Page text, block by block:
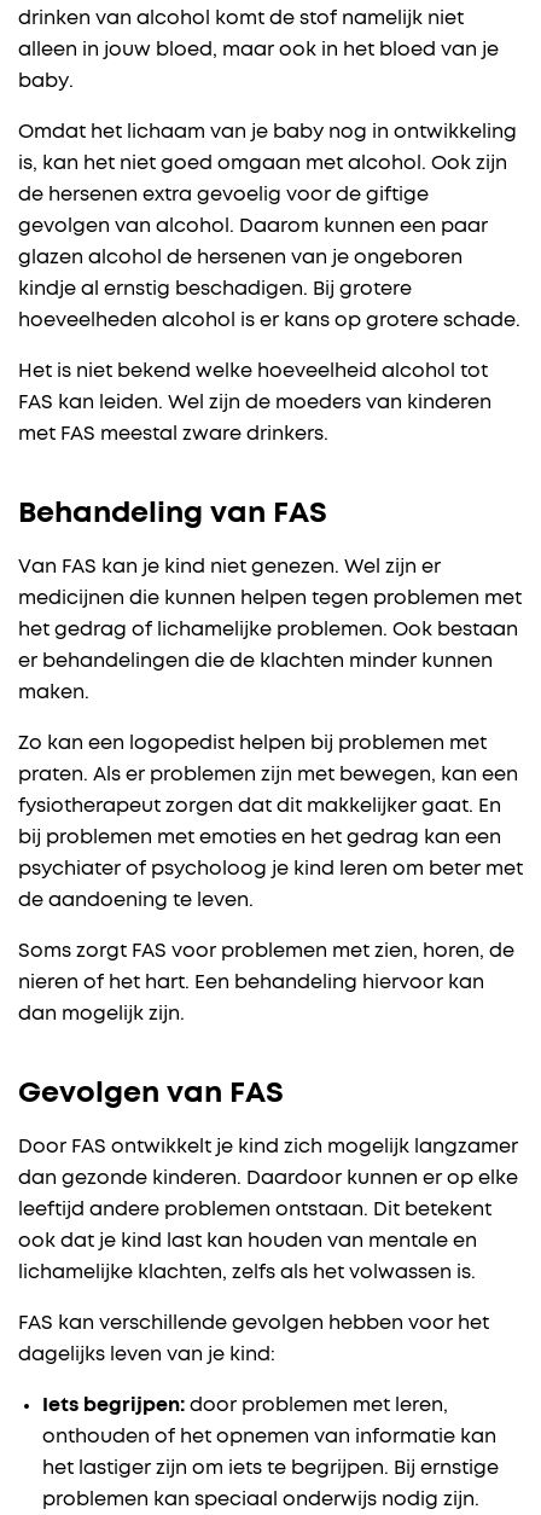
drinken van alcohol komt de stof namelijk niet
alleen in jouw bloed, maar ook in het bloed van je
baby.
Omdat het lichaam van je baby nog in ontwikkeling
is, kan het niet goed omgaan met alcohol. Ook zijn
de hersenen extra gevoelig voor de giftige
gevolgen van alcohol. Daarom kunnen een paar
glazen alcohol de hersenen van je ongeboren
kindje al ernstig beschadigen. Bij grotere
hoeveelheden alcohol is er kans op grotere schade.
Het is niet bekend welke hoeveelheid alcohol tot
FAS kan leiden. Wel zijn de moeders van kinderen
met FAS meestal zware drinkers.
Behandeling van FAS
Van FAS kan je kind niet genezen. Wel zijn er
medicijnen die kunnen helpen tegen problemen met
het gedrag of lichamelijke problemen. Ook bestaan
er behandelingen die de klachten minder kunnen
maken.
Zo kan een logopedist helpen bij problemen met
praten. Als er problemen zijn met bewegen, kan een
fysiotherapeut zorgen dat dit makkelijker gaat. En
bij problemen met emoties en het gedrag kan een
psychiater of psycholoog je kind leren om beter met
de aandoening te leven.
Soms zorgt FAS voor problemen met zien, horen, de
nieren of het hart. Een behandeling hiervoor kan
dan mogelijk zijn.
Gevolgen van FAS
Door FAS ontwikkelt je kind zich mogelijk langzamer
dan gezonde kinderen. Daardoor kunnen er op elke
leeftijd andere problemen ontstaan. Dit betekent
ook dat je kind last kan houden van mentale en
lichamelijke klachten, zelfs als het volwassen is.
FAS kan verschillende gevolgen hebben voor het
dagelijks leven van je kind:
Iets begrijpen: door problemen met leren,
onthouden of het opnemen van informatie kan
het lastiger zijn om iets te begrijpen. Bij ernstige
problemen kan speciaal onderwijs nodig zijn.